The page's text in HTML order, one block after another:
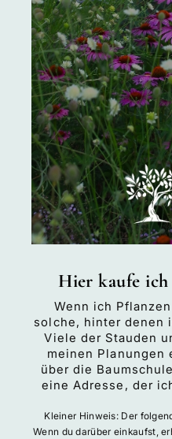
Hier kaufe
Wenn ich
solche, hinter denen
Viele der Stauden
meinen Planungen
über die
eine Adresse, der
Kleiner Hinweis: Der
Wenn du darüber einkaufst,